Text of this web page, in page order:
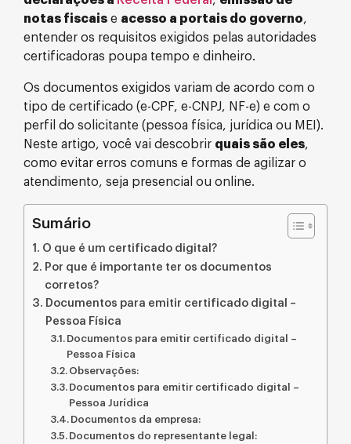
notas fiscais e acesso a portais do governo,
entender os requisitos exigidos pelas autoridades
certificadoras poupa tempo e dinheiro.
Os documentos exigidos variam de acordo com o
tipo de certificado (e-CPF, e-CNPJ, NF-e) e com o
perfil do solicitante (pessoa física, jurídica ou MEI).
Neste artigo, você vai descobrir quais são eles,
como evitar erros comuns e formas de agilizar o
atendimento, seja presencial ou online.
Sumário
O que é um certificado digital?
Por que é importante ter os documentos
corretos?
Documentos para emitir certificado digital –
Pessoa Física
Documentos para emitir certificado digital –
Pessoa Física
Observações:
Documentos para emitir certificado digital –
Pessoa Jurídica
Documentos da empresa:
Documentos do representante legal: